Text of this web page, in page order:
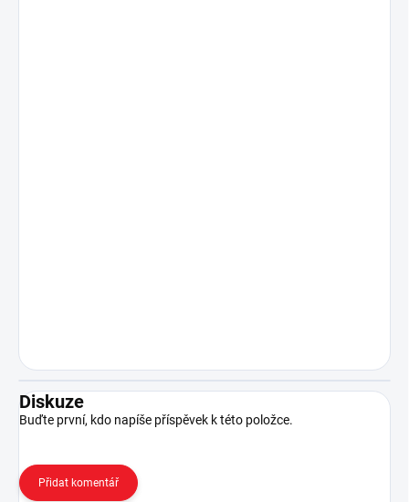
Diskuze
Buďte první, kdo napíše příspěvek k této položce.
Přidat komentář